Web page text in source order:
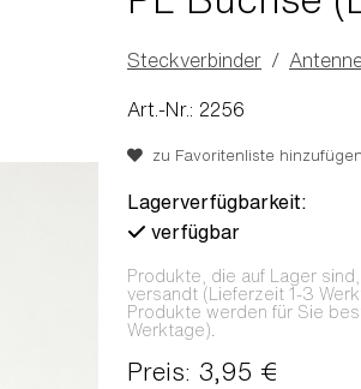
Steckverbinder
Art.-Nr.: 2256
zu Favoritenliste hinzufügen
Lagerverfügbarkeit:
verfügbar
Produkte, die auf Lager
versandt (Lieferzeit 1-3
Produkte werden für Sie
Werktage).
Preis: 3,95 €